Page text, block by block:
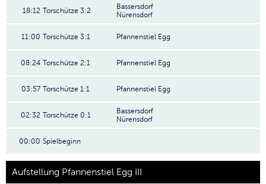
18:12 Torschütze 3:2
Bassersdorf
Nürensdorf
11:00 Torschütze 3:1 Pfannenstiel Egg
08:24 Torschütze 2:1 Pfannenstiel Egg
03:57 Torschütze 1:1 Pfannenstiel Egg
02:32 Torschütze 0:1
Bassersdorf
Nürensdorf
00:00 Spielbeginn
Aufstellung Pfannenstiel Egg III